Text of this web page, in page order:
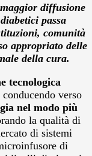
diffusione
passa
comunità
appropriato delle
della cura.
tecnologica
conducendo verso
nel modo più
la qualità di
di sistemi
di